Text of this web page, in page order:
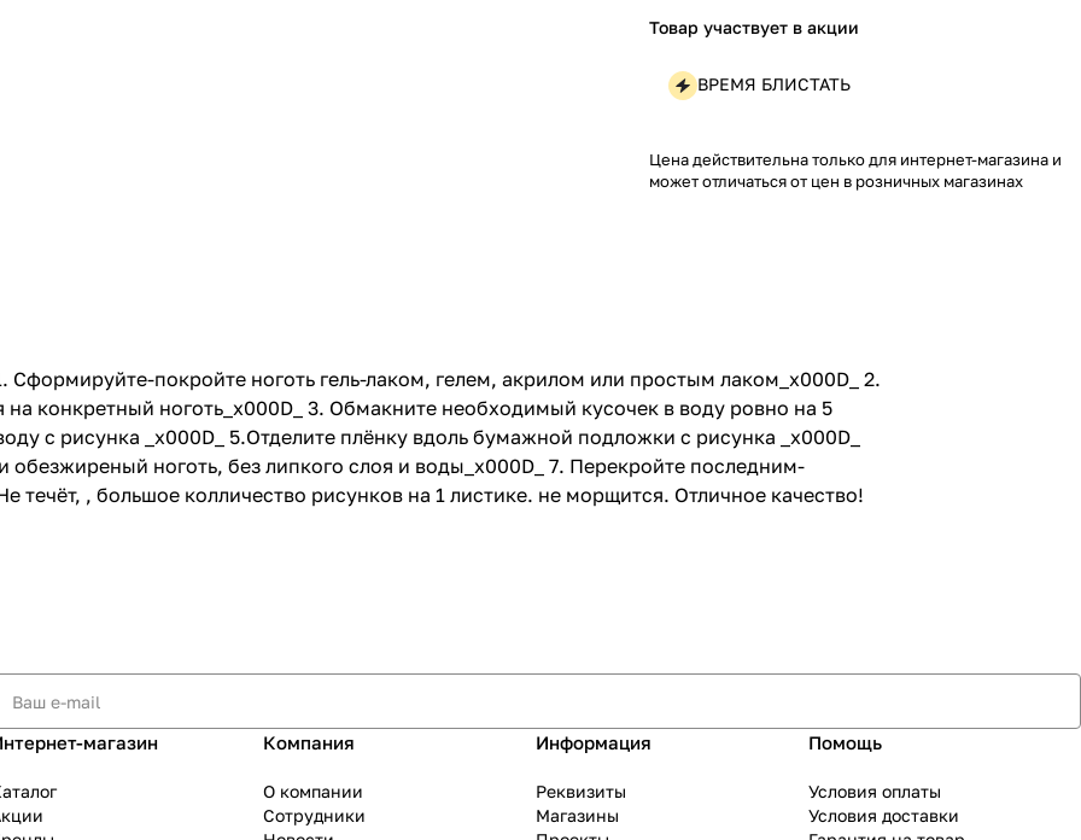
Товар участвует в акции
ВРЕМЯ БЛИСТАТЬ
Цена действительна только для интернет-магазина и
может отличаться от цен в розничных магазинах
Сформируйте-покройте ноготь гель-лаком, гелем, акрилом или простым лаком_x000D_ 2.
конкретный ноготь_x000D_ 3. Обмакните необходимый кусочек в воду ровно на 5
с рисунка _x000D_ 5.Отделите плёнку вдоль бумажной подложки с рисунка _x000D_
ноготь, без липкого слоя и воды_x000D_ 7. Перекройте последним-
течёт, , большое колличество рисунков на 1 листике. не морщится. Отличное качество!
магазин Компания
О компании
Сотрудники
Информация
Реквизиты
Магазины
Помощь
Условия оплаты
Условия доставки